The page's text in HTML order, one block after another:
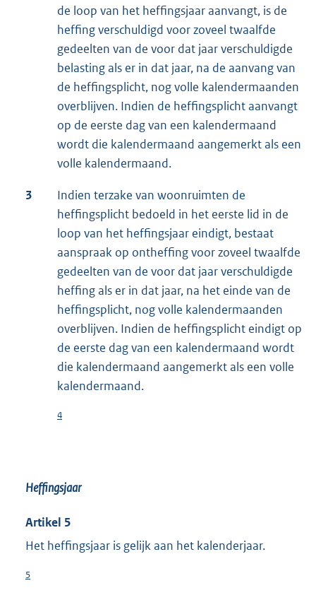
de loop van het heffingsjaar aanvangt, is de
heffing verschuldigd voor zoveel twaalfde
gedeelten van de voor dat jaar verschuldigde
belasting als er in dat jaar, na de aanvang van
de heffingsplicht, nog volle kalendermaanden
overblijven. Indien de heffingsplicht aanvangt
op de eerste dag van een kalendermaand
wordt die kalendermaand aangemerkt als een
volle kalendermaand.
3
Indien terzake van woonruimten de
heffingsplicht bedoeld in het eerste lid in de
loop van het heffingsjaar eindigt, bestaat
aanspraak op ontheffing voor zoveel twaalfde
gedeelten van de voor dat jaar verschuldigde
heffing als er in dat jaar, na het einde van de
heffingsplicht, nog volle kalendermaanden
overblijven. Indien de heffingsplicht eindigt op
de eerste dag van een kalendermaand wordt
die kalendermaand aangemerkt als een volle
kalendermaand.
4
Heffingsjaar
Artikel 5
Het heffingsjaar is gelijk aan het kalenderjaar.
5